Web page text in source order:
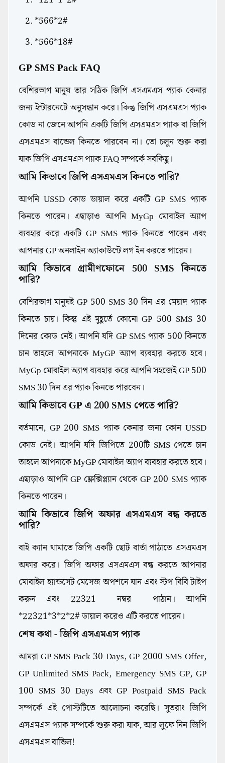
*566*2#
*566*18#
GP SMS Pack FAQ
বেশিরভাগ মানুষ তার সঠিক জিপি এসএমএস প্যাক কেনার
জন্য ইন্টারনেটে অনুসন্ধান করে। কিন্তু জিপি এসএমএস প্যাক
কোড না জেনে আপনি একটি জিপি এসএমএস প্যাক বা জিপি
এসএমএস বান্ডেল কিনতে পারবেন না। তো চলুন শুরু করা
যাক জিপি এসএমএস প্যাক FAQ সম্পর্কে সবকিছু।
আমি কিভাবে জিপি এসএমএস কিনতে পারি?
আপনি USSD কোড ডায়াল করে একটি GP SMS প্যাক
কিনতে পারেন। এছাড়াও আপনি MyGp মোবাইল অ্যাপ
ব্যবহার করে একটি GP SMS প্যাক কিনতে পারেন এবং
আপনার GP অনলাইন অ্যাকাউন্টে লগ ইন করতে পারেন।
আমি কিভাবে গ্রামীণফোনে 500 SMS কিনতে
পারি?
বেশিরভাগ মানুষই GP 500 SMS 30 দিন এর মেয়াদ প্যাক
কিনতে চায়। কিন্তু এই মুহূর্তে কোনো GP 500 SMS 30
দিনের কোড নেই। আপনি যদি GP SMS প্যাক 500 কিনতে
চান তাহলে আপনাকে MyGP অ্যাপ ব্যবহার করতে হবে।
MyGp মোবাইল অ্যাপ ব্যবহার করে আপনি সহজেই GP 500
SMS 30 দিন এর প্যাক কিনতে পারবেন।
আমি কিভাবে GP এ 200 SMS পেতে পারি?
বর্তমানে, GP 200 SMS প্যাক কেনার জন্য কোন USSD
কোড নেই। আপনি যদি জিপিতে 200টি SMS পেতে চান
তাহলে আপনাকে MyGP মোবাইল অ্যাপ ব্যবহার করতে হবে।
এছাড়াও আপনি GP ফ্লেক্সিপ্ল্যান থেকে GP 200 SMS প্যাক
কিনতে পারেন।
আমি কিভাবে জিপি অফার এসএমএস বন্ধ করতে
পারি?
বাই ক্যান থামাতে জিপি একটি ছোট বার্তা পাঠাতে এসএমএস
অফার করে। জিপি অফার এসএমএস বন্ধ করতে আপনার
মোবাইল হ্যান্ডসেট মেসেজ অপশনে যান এবং স্টপ বিবি টাইপ
করুন এবং 22321 নম্বর পাঠান। আপনি
*22321*3*2*2# ডায়াল করেও এটি করতে পারেন।
শেষ কথা - জিপি এসএমএস প্যাক
আমরা GP SMS Pack 30 Days, GP 2000 SMS Offer,
GP Unlimited SMS Pack, Emergency SMS GP, GP
100 SMS 30 Days এবং GP Postpaid SMS Pack
সম্পর্কে এই পোস্টটিতে আলোচনা করেছি। সুতরাং জিপি
এসএমএস প্যাক সম্পর্কে শুরু করা যাক, আর লুফে নিন জিপি
এসএমএস বান্ডিল!